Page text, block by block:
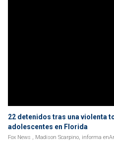
22 detenidos tras una violenta
adolescentes en Florida
Fox News , Madison Scarpino, informa